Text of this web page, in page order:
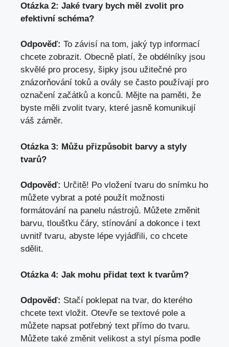
Otázka ⁢2: Jaké tvary‌ bych měl​ zvolit pro
efektivní schéma?
Odpověď: ⁤To závisí na tom, jaký ‌typ informací
chcete zobrazit.‌ Obecně platí, že obdélníky⁤ jsou
skvělé pro procesy, šipky jsou užitečné pro
znázorňování toků a ovály se často používají pro
⁤označení začátků a konců. Mějte na paměti, že
byste měli zvolit tvary, které jasně ⁢komunikují
váš záměr.
Otázka 3: Můžu přizpůsobit​ barvy a styly
tvarů?
Odpověď: Určitě! Po vložení tvaru do snímku ho
můžete vybrat a ‌poté ⁤použít možnosti
formátování‍ na panelu ​nástrojů. Můžete změnit
barvu, tloušťku čáry, stínování a dokonce i text
uvnitř tvaru, abyste ‍lépe vyjádřili, co chcete
sdělit.
Otázka 4: Jak ‌mohu‌ přidat text k tvarům?
Odpověď: ⁤Stačí poklepat na tvar, do kterého
chcete text vložit. Otevře se⁤ textové pole a
můžete napsat potřebný text přímo do tvaru.
Můžete také změnit velikost a styl písma podle